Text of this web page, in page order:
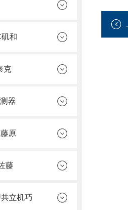
和
克
器
原
藤
立机巧